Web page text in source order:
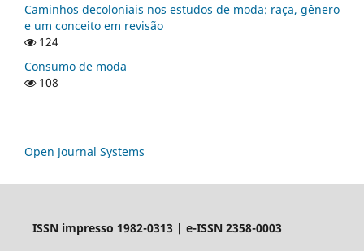
Caminhos decoloniais nos estudos de moda: raça, gênero
e um conceito em revisão
124
Consumo de moda
108
Open Journal Systems
ISSN impresso 1982-0313 | e-ISSN 2358-0003